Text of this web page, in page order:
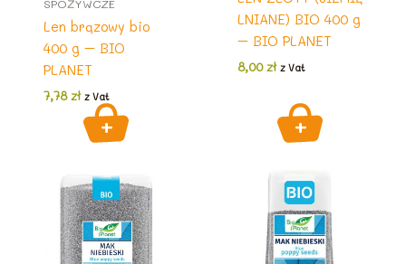
SPOŻYWCZE
Len brązowy bio
400 g – BIO
PLANET
7,78zł z Vat
LNIANE) BIO 400 g
– BIO PLANET
8,00zł z Vat